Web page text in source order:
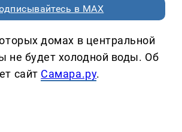
в MAX
домах в центральной
не будет холодной воды. Об
сайт Самара.ру.